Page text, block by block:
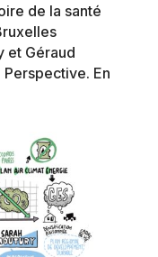
de la santé
et Géraud
Perspective. En